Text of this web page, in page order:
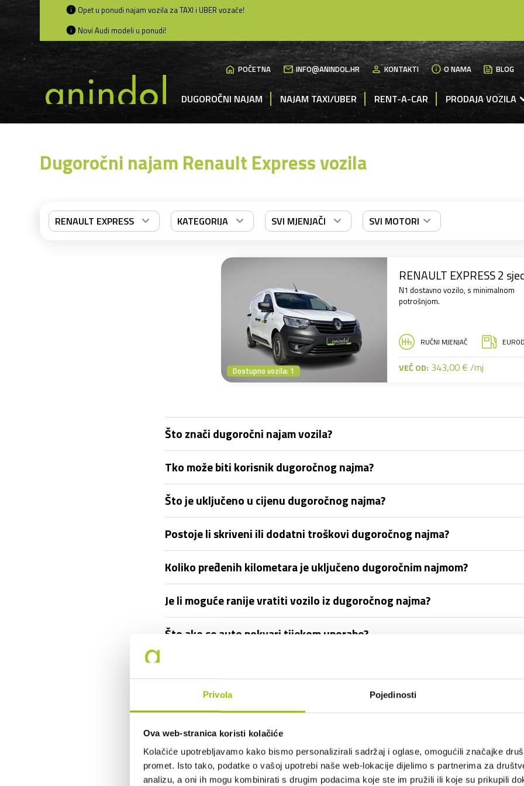
Privola Pojedinosti
Ova web-stranica koristi kolačiće
Kolačiće upotrebljavamo kako bismo personalizirali sadržaj i oglase, omogućili značajke
promet. Isto tako, podatke o vašoj upotrebi naše web-lokacije dijelimo s partnerima za
analizu, a oni ih mogu kombinirati s drugim podacima koje ste im pružili ili koje su prikupili
Opet u ponudi najam vozila za TAXI i UBER vozače!
Novi Audi modeli u ponudi!
homePOČETNA mailINFO@ANINDOL.HR personKONTAKTI infoO NAMA NewsBLOG
DUGOROČNI NAJAM NAJAM TAXI/UBER RENT-A-CAR PRODAJA VOZILA
Dugoročni najam Renault Express vozila
RENAULT EXPRESS KATEGORIJA SVI MJENJAČI SVI MOTORI
Dostupno vozila: 1
RENAULT EXPRESS 2
N1 dostavno vozilo, s minimalnom
potrošnjom.
RUČNI MJENJAČ
VEĆ OD: 343,00 € /mj
Što znači dugoročni najam vozila?
Tko može biti korisnik dugoročnog najma?
Što je uključeno u cijenu dugoročnog najma?
Postoje li skriveni ili dodatni troškovi dugoročnog najma?
Koliko pređenih kilometara je uključeno dugoročnim najmom?
Je li moguće ranije vratiti vozilo iz dugoročnog najma?
Što ako se auto pokvari tijekom uporabe?
Mogu li otkupiti vozilo po isteku dugoročnog najma?
Mogu li vozilo koristiti i drugi članovi obitelji?
Što ako prouzročim prometni prekršaj ili parkirnu kaznu?